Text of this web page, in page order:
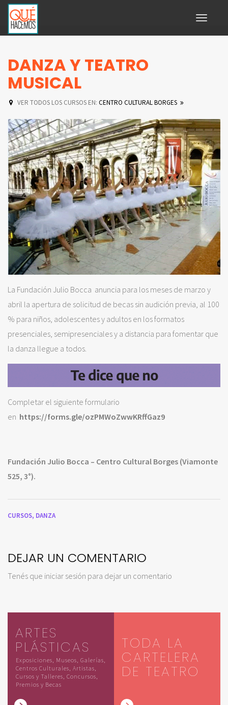
Toggle
DANZA Y TEATRO
MUSICAL
VER TODOS LOS CURSOS EN: CENTRO CULTURAL BORGES
La Fundación Julio Bocca anuncia para los meses de marzo y
abril la apertura de solicitud de becas sin audición previa, al 100
% para niños, adolescentes y adultos en los formatos
presenciales, semipresenciales y a distancia para fomentar que
la danza llegue a todos.
Completar el siguiente formulario
en https://forms.gle/ozPMWoZwwKRffGaz9
Fundación Julio Bocca – Centro Cultural Borges (Viamonte
525, 3°).
CURSOS, DANZA
DEJAR UN COMENTARIO
Tenés que iniciar sesión para dejar un comentario
ARTES
PLÁSTICAS
Exposiciones, Museos, Galerías,
Centros Culturales, Artistas,
Cursos y Talleres, Concursos,
Premios y Becas
TODA LA
CARTELERA
DE TEATRO